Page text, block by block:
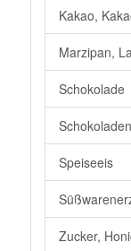
Kakao,
Marzipan,
Schokolade
Speiseeis
Zucker,